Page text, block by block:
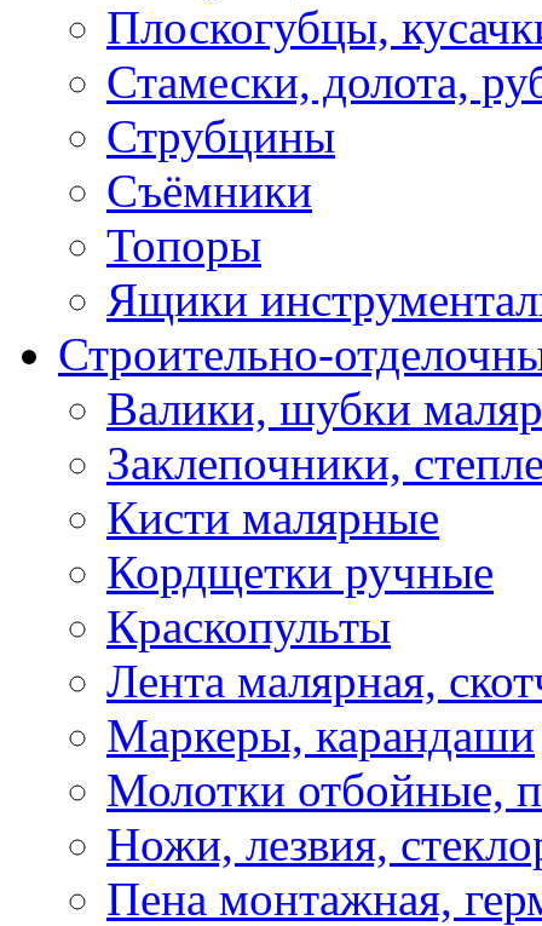
Плоскогубцы,
Стамески, долота,
Струбцины
Съёмники
Топоры
Ящики
Строительно-
Валики, шубки
Заклепочники,
Кисти малярные
Кордщетки ручные
Краскопульты
Лента малярная,
Маркеры, карандаши
Молотки отбойные,
Ножи, лезвия,
Пена монтажная,